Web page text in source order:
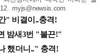
myjs@newsis.com